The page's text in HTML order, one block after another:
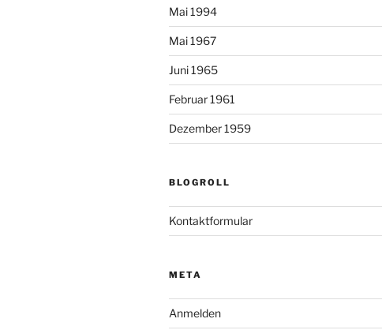
Mai 1994
Mai 1967
Juni 1965
Februar 1961
Dezember 1959
BLOGROLL
Kontaktformular
META
Anmelden